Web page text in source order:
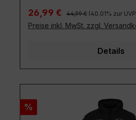
Verkaufspreis:
26,99 € Regulärer Preis:
44,99 € (40.01% zur
Preise inkl. MwSt. zzgl.
Details
Rabatt
%